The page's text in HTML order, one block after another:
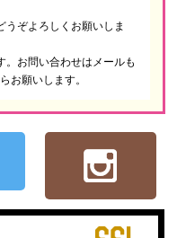
うぞよろしくお願いしま
。お問い合わせはメールも
お願いします。